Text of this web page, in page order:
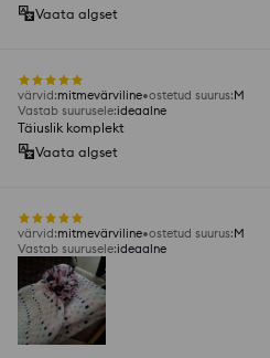
Vaata algset
värvid:mitmevärviline ostetud suurus:M
Vastab suurusele:ideaalne
Täiuslik komplekt
Vaata algset
värvid:mitmevärviline ostetud suurus:M
Vastab suurusele:ideaalne